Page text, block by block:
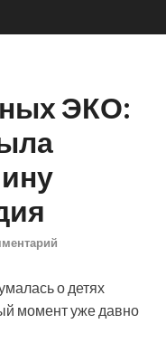
ЭКО:
о детях
момент уже давно